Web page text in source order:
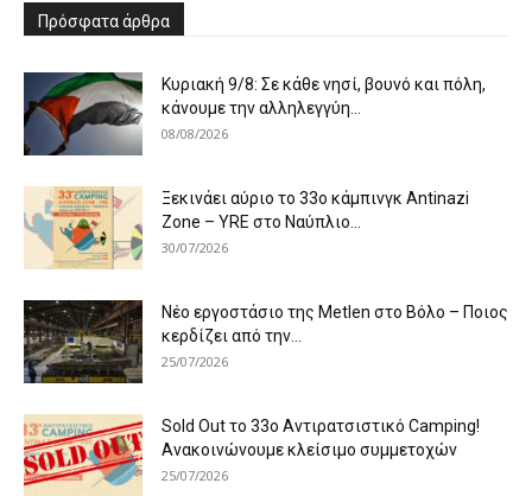
Πρόσφατα άρθρα
Κυριακή 9/8: Σε κάθε νησί, βουνό και πόλη,
κάνουμε την αλληλεγγύη...
08/08/2026
Ξεκινάει αύριο το 33ο κάμπινγκ Antinazi
Zone – YRE στο Ναύπλιο...
30/07/2026
Νέο εργοστάσιο της Metlen στο Βόλο – Ποιος
κερδίζει από την...
25/07/2026
Sold Out το 33ο Αντιρατσιστικό Camping!
Ανακοινώνουμε κλείσιμο συμμετοχών
25/07/2026